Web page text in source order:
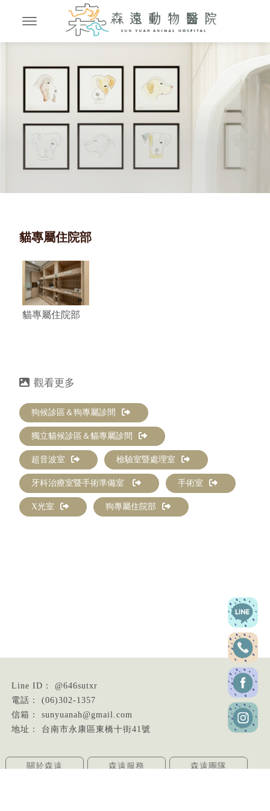
貓專屬住院部
貓專屬住院部
狗候診區＆狗專屬診間
獨立貓候診區＆貓專屬診間
超音波室 檢驗室暨處理室
牙科治療室暨手術準備室 手術室
X光室 狗專屬住院部
@646sutxr
(06)302-1357
sunyuanah@gmail.com
台南市永康區東橋十街41號
關於森遠 森遠服務 森遠團隊